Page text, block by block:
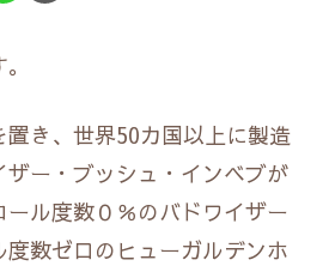
き、世界50カ国以上に製造
ー・ブッシュ・インベブが
ール度数０％のバドワイザー
数ゼロのヒューガルデンホ